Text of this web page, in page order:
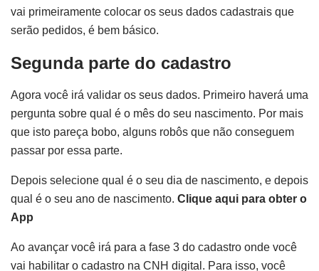
vai primeiramente colocar os seus dados cadastrais que
serão pedidos, é bem básico.
Segunda parte do cadastro
Agora você irá validar os seus dados. Primeiro haverá uma
pergunta sobre qual é o mês do seu nascimento. Por mais
que isto pareça bobo, alguns robôs que não conseguem
passar por essa parte.
Depois selecione qual é o seu dia de nascimento, e depois
qual é o seu ano de nascimento. Clique aqui para obter o
App
Ao avançar você irá para a fase 3 do cadastro onde você
vai habilitar o cadastro na CNH digital. Para isso, você